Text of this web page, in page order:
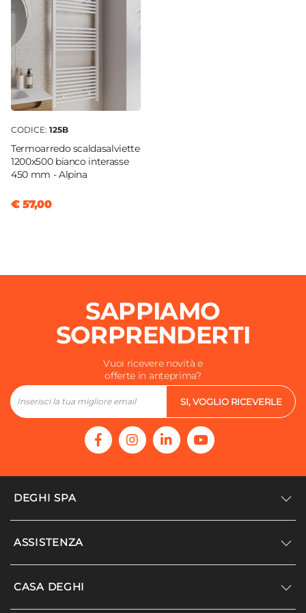
Tipo Cartuccia
Ceramica
CODICE: 125B
Termoarredo scaldasalviette
1200x500 bianco interasse
450 mm - Alpina
€ 57,00
SAPPIAMO
SORPRENDERTI
Vuoi ricevere novità e
offerte in anteprima?
SI, VOGLIO RICEVERLE
DEGHI SPA
Accedi/Registrati
ASSISTENZA
Supporto
CASA DEGHI